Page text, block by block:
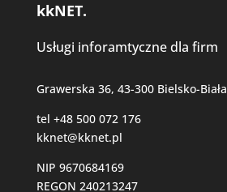
kkNET.
Usługi inforamtyczne dla firm
Grawerska 36, 43-300 Bielsko-Biała
tel +48 500 072 176
kknet@kknet.pl
NIP 9670684169
REGON 240213247